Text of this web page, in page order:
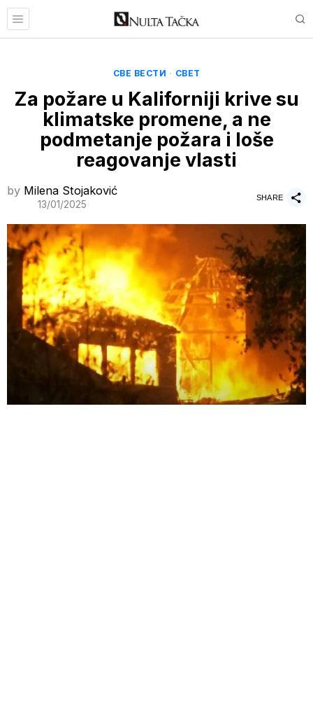
СВЕ ВЕСТИ · СВЕТ
Za požare u Kaliforniji krive su
klimatske promene, a ne
podmetanje požara i loše
reagovanje vlasti
by Milena Stojaković
13/01/2025
SHARE